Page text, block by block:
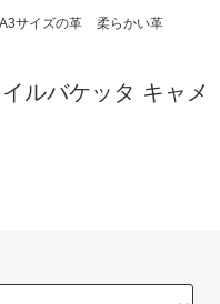
サイズの革
柔らかい革
ルバケッタ キャメ